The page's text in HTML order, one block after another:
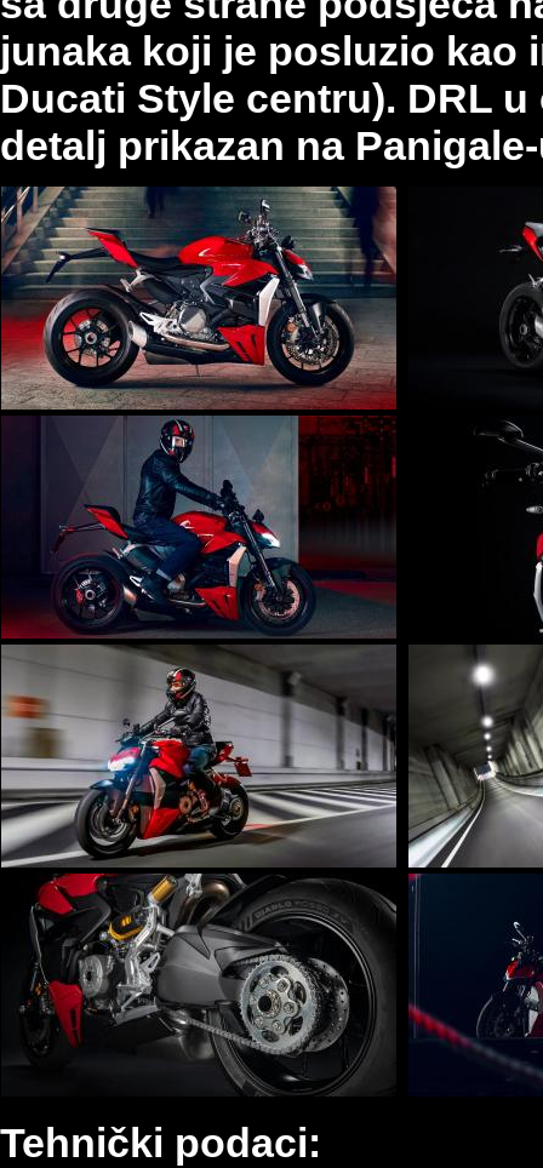
junaka koji je posluzio kao
Ducati Style centru). DRL
detalj prikazan na
Tehnički podaci: